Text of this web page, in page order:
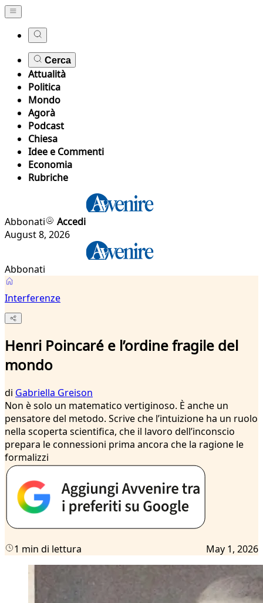
Cerca
Attualità
Politica
Mondo
Agorà
Podcast
Chiesa
Idee e Commenti
Economia
Rubriche
Abbonati
Accedi
August 8, 2026
Abbonati
Interferenze
Henri Poincaré e l’ordine fragile del
mondo
di Gabriella Greison
Non è solo un matematico vertiginoso. È anche un
pensatore del metodo. Scrive che l’intuizione ha un ruolo
nella scoperta scientifica, che il lavoro dell’inconscio
prepara le connessioni prima ancora che la ragione le
formalizzi
1 min di lettura May 1, 2026